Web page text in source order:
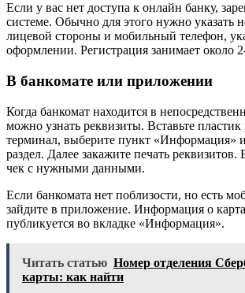
Если у вас нет доступа к онлайн банку,
системе. Обычно для этого нужно указать
лицевой стороны и мобильный телефон,
оформлении. Регистрация занимает около
В банкомате или приложении
Когда банкомат находится в
можно узнать реквизиты. Вставьте
терминал, выберите пункт «Информация»
раздел. Далее закажите печать реквизитов.
чек с нужными данными.
Если банкомата нет поблизости, но есть
зайдите в приложение. Информация о
публикуется во вкладке «Информация».
Читать статью Номер отделения
карты: как найти